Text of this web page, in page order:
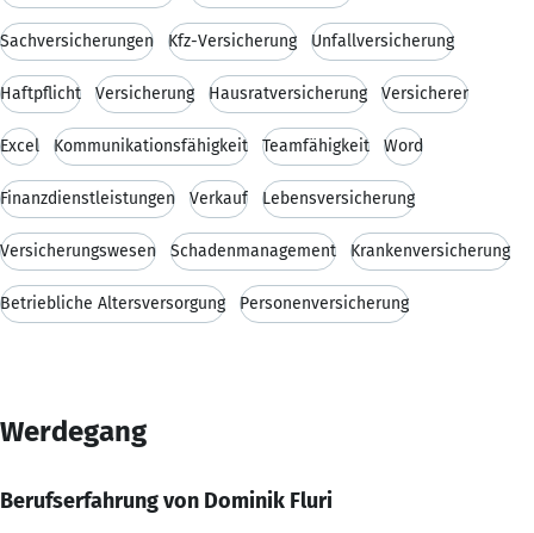
Sachversicherungen Kfz-Versicherung Unfallversicherung
Haftpflicht Versicherung Hausratversicherung Versicherer
Excel Kommunikationsfähigkeit Teamfähigkeit Word
Finanzdienstleistungen Verkauf Lebensversicherung
Versicherungswesen Schadenmanagement Krankenversicherung
Betriebliche Altersversorgung Personenversicherung
Werdegang
Berufserfahrung von Dominik Fluri